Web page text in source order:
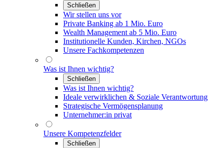
Schließen
Wir stellen uns vor
Private Banking ab 1 Mio. Euro
Wealth Management ab 5 Mio. Euro
Institutionelle Kunden, Kirchen, NGOs
Unsere Fachkompetenzen
Was ist Ihnen wichtig?
Schließen
Was ist Ihnen wichtig?
Ideale verwirklichen & Soziale Verantwortung
Strategische Vermögensplanung
Unternehmer:in privat
Unsere Kompetenzfelder
Schließen